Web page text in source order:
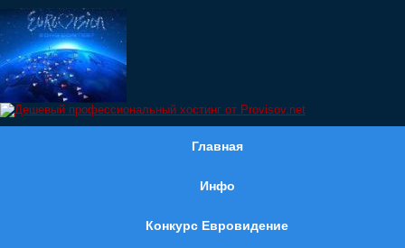
Главная
Инфо
Конкурс Евровидение